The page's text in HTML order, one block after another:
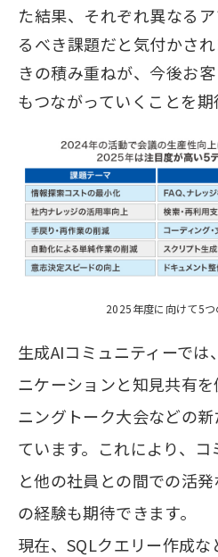
た結果、それぞれ異なる
るべき課題だと気付かさ
きの積み重ねが、今後お
もつながっていくことを期
2025年度に向けて5
生成AIコミュニティーで
ニケーションと知見共有
ニングトーク大会などの
ています。これにより、
と他の社員との間での活
の経験も期待できます。
現在、SQLクエリー作成